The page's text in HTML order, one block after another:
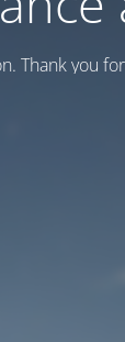
Thank you for